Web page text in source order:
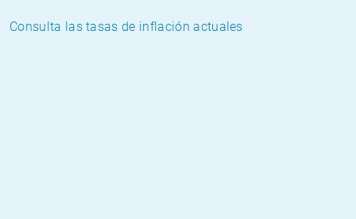
Consulta las tasas de inflación actuales